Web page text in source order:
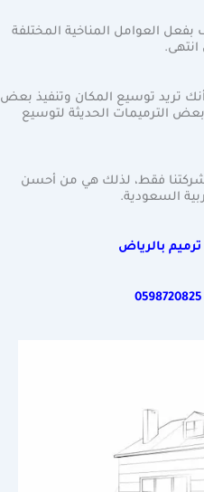
العوامل المناخية المختلفة
انتهى.
تريد توسيع المكان وتنفيذ بعض
الترميمات الحديثة لتوسيع
فقط، لذلك هي من أحسن
السعودية.
بالرياض
0598720825